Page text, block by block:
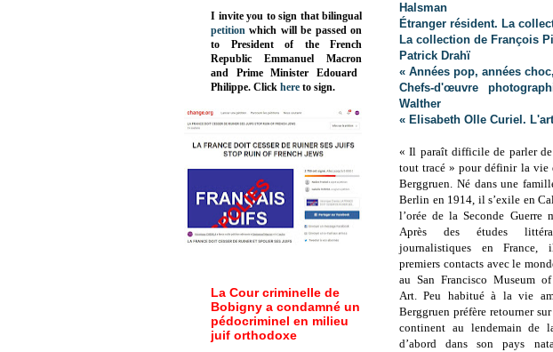
Halsman
Étranger résident. La
La collection de François
Patrick Drahï
« Années pop, années
Chefs-d'œuvre
Walther
« Elisabeth Olle Curiel.
« Il paraît difficile de parler
tout tracé » pour définir la vie
Berggruen. Né dans une
Berlin en 1914, il s’exile en
l’orée de la Seconde Guerre
Après des études
journalistiques en
premiers contacts avec le
au San Francisco Museum
Art. Peu habitué à la vie
Berggruen préfère retourner
continent au lendemain de
d’abord dans son pays
I invite you to sign that bilingual
petition which will be passed on
to President of the French
Republic Emmanuel Macron
and Prime Minister Edouard
Philippe. Click here to sign.
La Cour criminelle de
Bobigny a condamné un
pédocriminel en milieu
juif orthodoxe